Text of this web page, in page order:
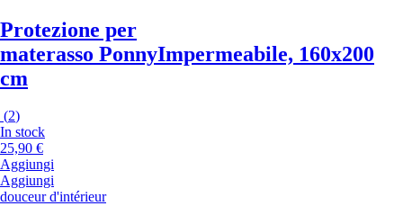
Protezione per
materasso PonnyImpermeabile, 160x200
cm
(2)
In stock
25,90 €
Aggiungi
Aggiungi
douceur d'intérieur